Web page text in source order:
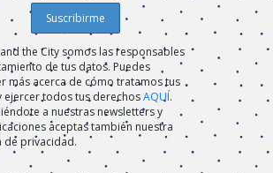
the City somos las responsables
de tus datos. Puedes
más acerca de cómo tratamos tus
ejercer todos tus derechosAQUÍ.
a nuestras newsletters y
aceptas también nuestra
de privacidad.